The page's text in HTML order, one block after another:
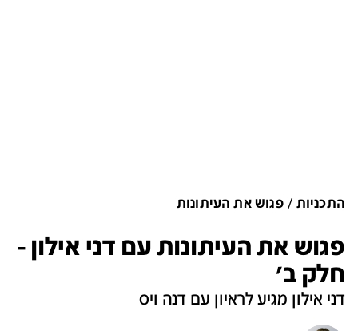
התכניות פגוש את העיתונות
פגוש את העיתונות עם דני אילון -
חלק ב'
דני אילון מגיע לראיון עם דנה ויס